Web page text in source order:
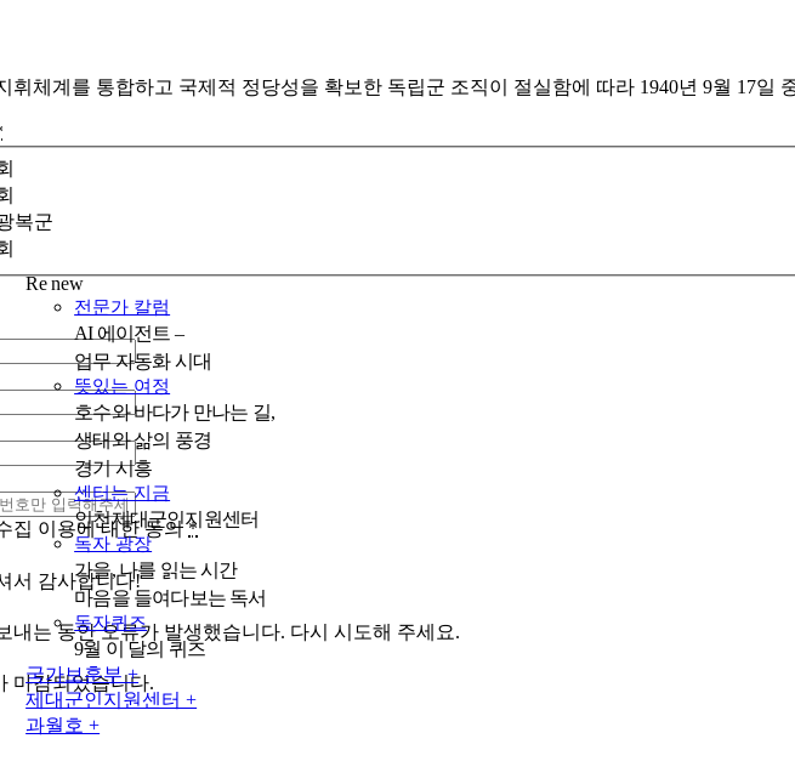
Re new
전문가 칼럼
AI 에이전트 –
업무 자동화 시대
뜻있는 여정
호수와 바다가 만나는 길,
생태와 삶의 풍경
경기 시흥
센터는 지금
인천제대군인지원센터
독자 광장
가을, 나를 읽는 시간
마음을 들여다보는 독서
독자퀴즈
9월 이 달의 퀴즈
국가보훈부 +
제대군인지원센터 +
과월호 +
휘체계를 통합하고 국제적 정당성을 확보한 독립군 조직이 절실함에 따라 1940년 9월 17일
복군
집 이용에 대한 동의*
서 감사합니다!
내는 동안 오류가 발생했습니다. 다시 시도해 주세요.
마감되었습니다.